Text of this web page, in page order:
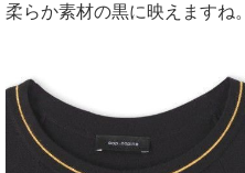
柔らか素材の黒に映えますね。